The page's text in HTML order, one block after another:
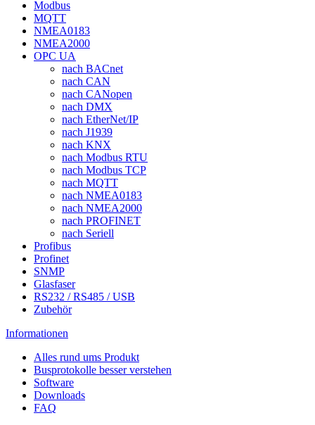
Modbus
MQTT
NMEA0183
NMEA2000
OPC UA
nach BACnet
nach CAN
nach CANopen
nach DMX
nach EtherNet/IP
nach J1939
nach KNX
nach Modbus RTU
nach Modbus TCP
nach MQTT
nach NMEA0183
nach NMEA2000
nach PROFINET
nach Seriell
Profibus
Profinet
SNMP
Glasfaser
RS232 / RS485 / USB
Zubehör
Informationen
Alles rund ums Produkt
Busprotokolle besser verstehen
Software
Downloads
FAQ